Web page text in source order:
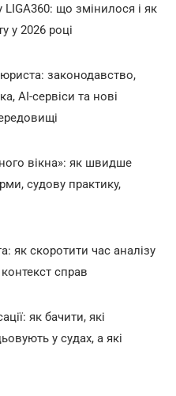
що змінилося і як
у 2026 році
законодавство,
AI-сервіси та нові
вікна»: як швидше
судову практику,
як скоротити час аналізу
справ
як бачити, які
у судах, а які